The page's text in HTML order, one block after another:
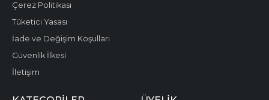
Çerez Politikası
Tüketici Yasası
İade ve Değişim Koşulları
Güvenlik İlkesi
İletişim